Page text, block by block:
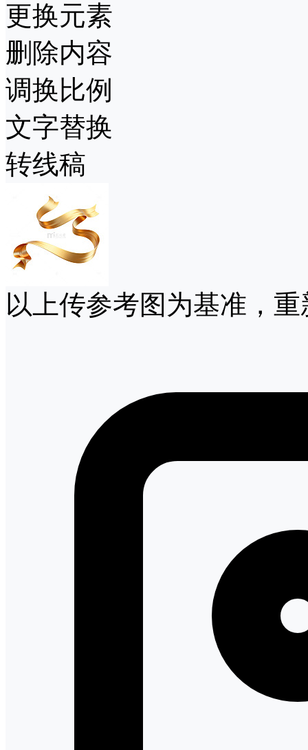
更换元素
删除内容
调换比例
文字替换
转线稿
以上传参考图为基准，